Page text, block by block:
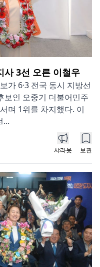
사 3선 오른 이철우
가 6·3 전국 동시 지방선
보인 오중기 더불어민주
며 1위를 차지했다. 이
...
샤라웃 보관